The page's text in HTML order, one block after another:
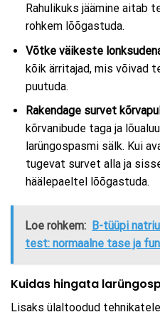
Rahulikuks jäämine aitab
rohkem lõõgastuda.
Võtke väikeste
kõik ärritajad, mis võivad
puutuda.
Rakendage survet
kõrvanibude taga ja
larüngospasmi sälk. Kui
tugevat survet alla ja
häälepaeltel lõõgastuda.
Loe rohkem: B-tüüpi
test: normaalne tase ja
Kuidas hingata
Lisaks ülaltoodud